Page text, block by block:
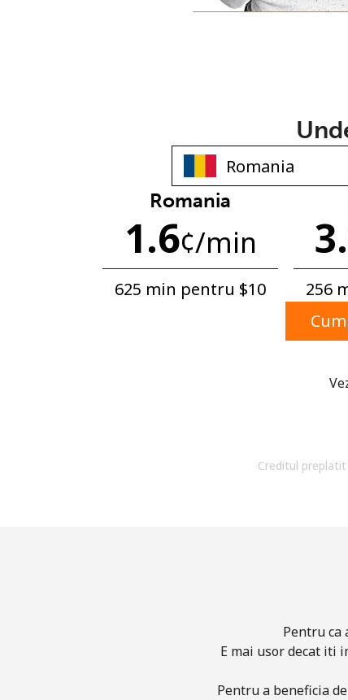
Romania
1.6¢/min
625 min pentru ⁦$10⁩ 256
Creditul
Pentru ca
E mai usor decat iti
Pentru a beneficia